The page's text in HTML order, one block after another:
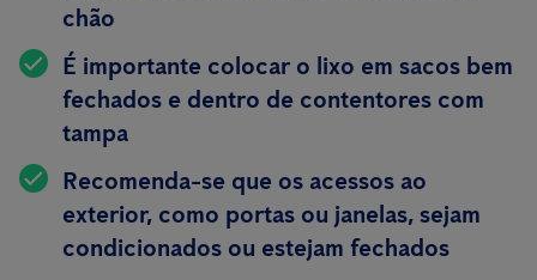
chão
É importante colocar o lixo em sacos bem
fechados e dentro de contentores com
tampa
Recomenda-se que os acessos ao
exterior, como portas ou janelas, sejam
condicionados ou estejam fechados